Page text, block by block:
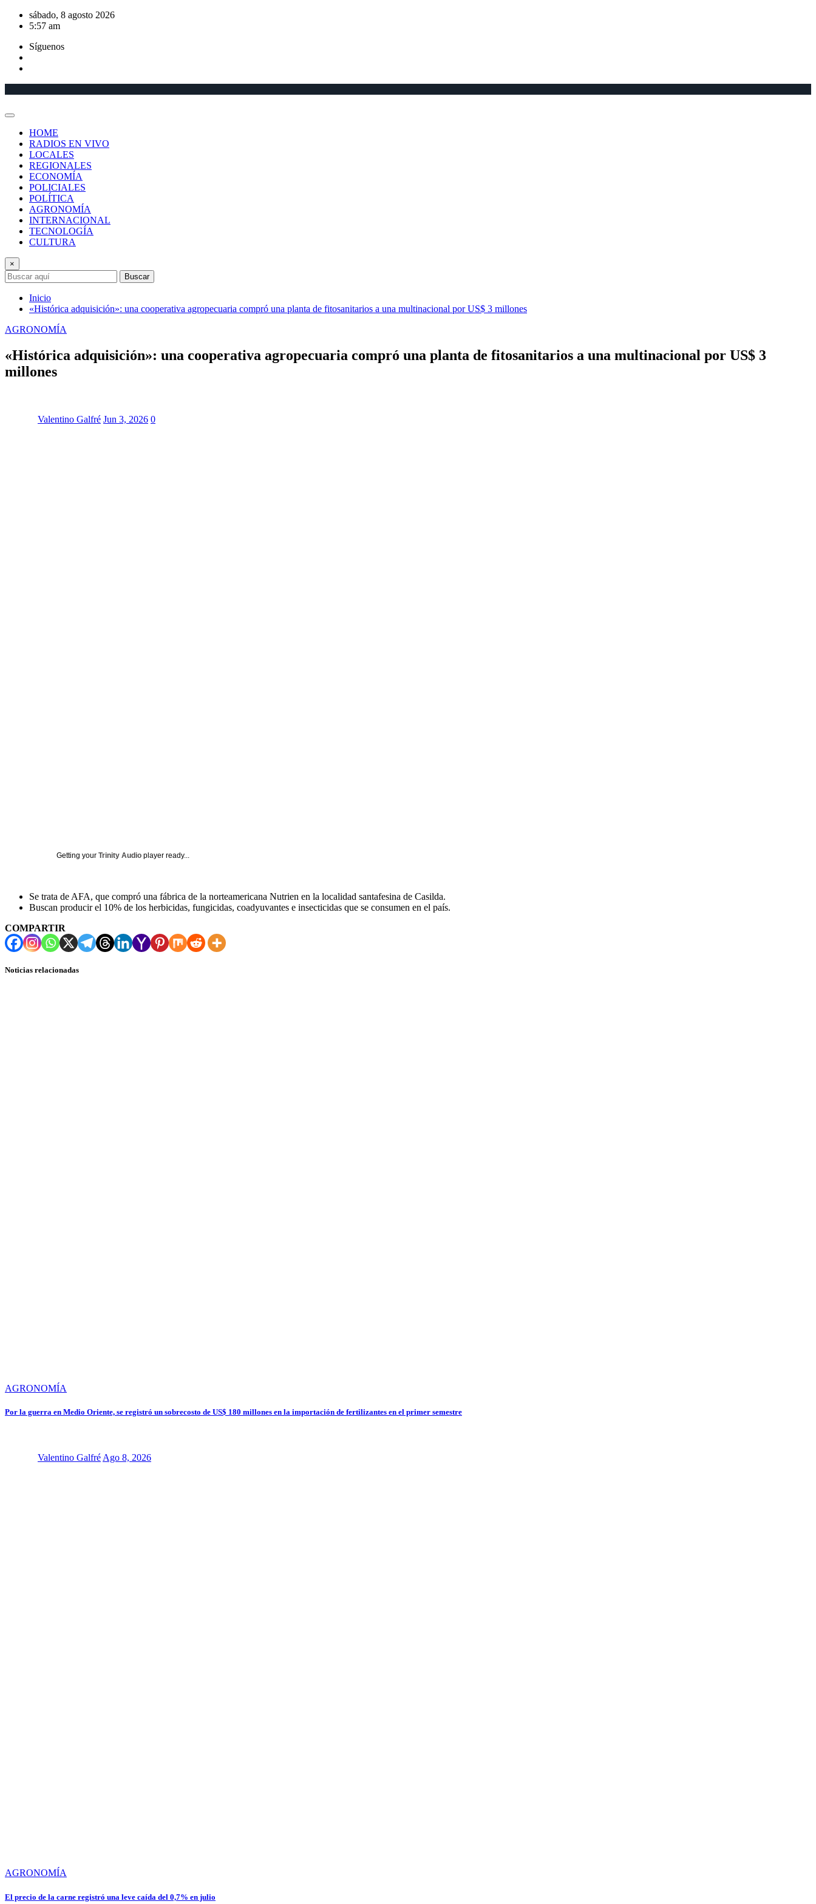
Saltar
sábado, 8 agosto 2026
5:57 am
Síguenos
HOME
RADIOS EN VIVO
LOCALES
REGIONALES
ECONOMÍA
POLICIALES
POLÍTICA
AGRONOMÍA
INTERNACIONAL
TECNOLOGÍA
CULTURA
×
Buscar
Inicio
«Histórica adquisición»: una cooperativa agropecuaria compró una planta de fitosanitarios a una multinacional por US$ 3 millones
AGRONOMÍA
«Histórica adquisición»: una cooperativa agropecuaria compró una planta de fitosanitarios a una multinacional por US$ 3
millones
Valentino Galfré Jun 3, 2026 0
Getting your Trinity Audio player ready...
Se trata de AFA, que compró una fábrica de la norteamericana Nutrien en la localidad santafesina de Casilda.
Buscan producir el 10% de los herbicidas, fungicidas, coadyuvantes e insecticidas que se consumen en el país.
COMPARTIR
Noticias relacionadas
AGRONOMÍA
Por la guerra en Medio Oriente, se registró un sobrecosto de US$ 180 millones en la importación de fertilizantes en el primer semestre
Valentino GalfréAgo 8, 2026
AGRONOMÍA
El precio de la carne registró una leve caída del 0,7% en julio